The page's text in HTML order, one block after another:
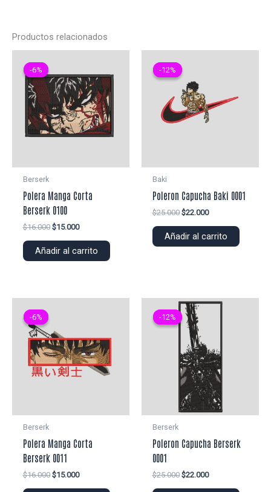
Productos relacionados
-6%
-6%
Berserk
Polera Manga Corta
Berserk 0100
$16.000 El
original
$15.000El
actual
Añadir al carrito
-12%
-12%
Baki
Poleron Capucha Baki 0001
$25.000 El
original
$22.000El
actual
Añadir al carrito
-6%
-6%
Berserk
Polera Manga Corta
Berserk 0011
$16.000 El
$15.000El
-12%
-12%
Berserk
Poleron Capucha Berserk
0001
$25.000 El
$22.000El